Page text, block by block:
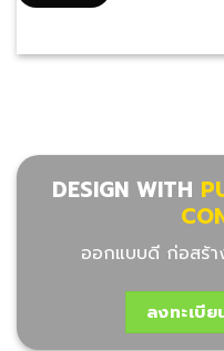
DESIGN WITH
ออกแบบดี ก่อสร้า
ลงทะเบีย